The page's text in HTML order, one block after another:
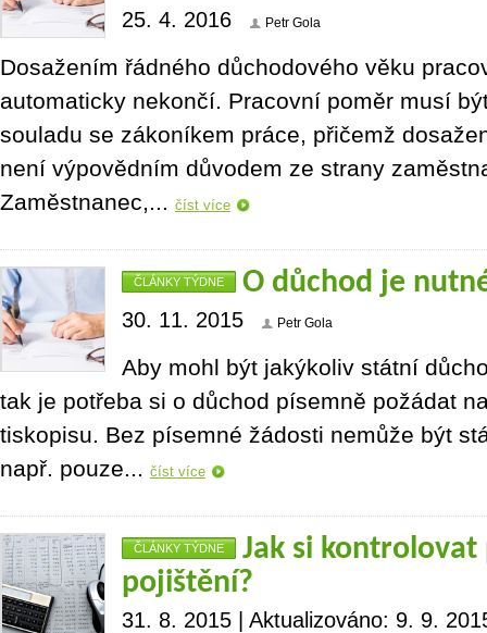
25. 4. 2016 Petr Gola
Dosažením řádného důchodového věku
automaticky nekončí. Pracovní poměr musí
souladu se zákoníkem práce, přičemž
není výpovědním důvodem ze strany
Zaměstnanec,... číst více
ČLÁNKY TÝDNE O důchod je
30. 11. 2015 Petr Gola
Aby mohl být jakýkoliv státní
tak je potřeba si o důchod písemně požádat
tiskopisu. Bez písemné žádosti nemůže být
např. pouze... číst více
ČLÁNKY TÝDNE
Jak si kontrolovat
pojištění?
31. 8. 2015 | Aktualizováno: 9. 9.